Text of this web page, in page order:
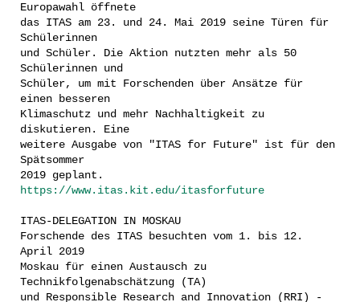
Europawahl öffnete
das ITAS am 23. und 24. Mai 2019 seine Türen für
Schülerinnen
und Schüler. Die Aktion nutzten mehr als 50
Schülerinnen und
Schüler, um mit Forschenden über Ansätze für
einen besseren
Klimaschutz und mehr Nachhaltigkeit zu
diskutieren. Eine
weitere Ausgabe von "ITAS for Future" ist für den
Spätsommer
2019 geplant.
https://www.itas.kit.edu/itasforfuture
ITAS-DELEGATION IN MOSKAU
Forschende des ITAS besuchten vom 1. bis 12.
April 2019
Moskau für einen Austausch zu
Technikfolgenabschätzung (TA)
und Responsible Research and Innovation (RRI) -